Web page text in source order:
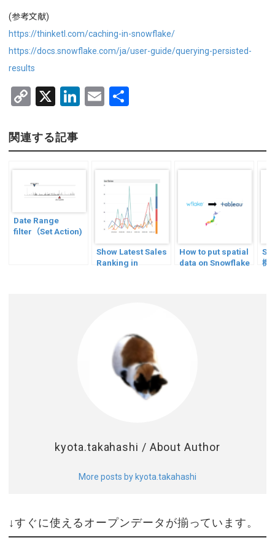
(参考文献)
https://thinketl.com/caching-in-snowflake/
https://docs.snowflake.com/ja/user-guide/querying-persisted-
results
C
py
Li
n
k
X
Li
dI
n
E
関連する記事
Date Range
filter（Set Action)
Show Latest Sales
Ranking in
How to put spatial
data on Snowflake
機
kyota.takahashi / About Author
More posts by kyota.takahashi
↓すぐに使えるオープンデータが揃っています。